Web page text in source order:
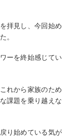
拝見し、今回始め
。
ーを終始感じてい
れから家族のため
課題を乗り越えな
り始めている気が